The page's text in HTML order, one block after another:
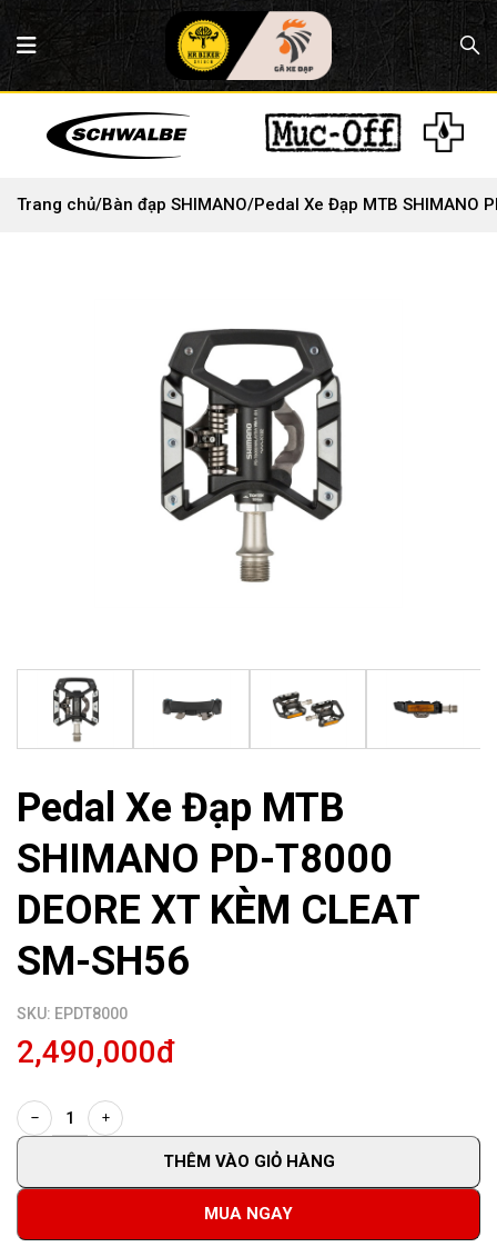
Trang chủ/Bàn đạp SHIMANO/Pedal Xe Đạp MTB SHIMANO
Pedal Xe Đạp MTB
SHIMANO PD-T8000
DEORE XT KÈM CLEAT
SM-SH56
SKU: EPDT8000
2,490,000đ
THÊM VÀO GIỎ HÀNG
MUA NGAY